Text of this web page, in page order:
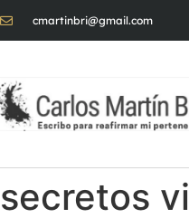
cmartinbri@gmail.com
secretos